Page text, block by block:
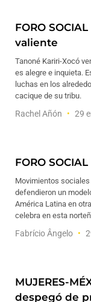
FORO
valiente
Tanoné Kariri-Xocó
es alegre e inquieta.
luchas en los
cacique de su tribu.
Rachel Añón 29
FORO
Movimientos sociales
defendieron un
América Latina en
celebra en esta
Fabrício Ângelo
MUJERES-
despegó de